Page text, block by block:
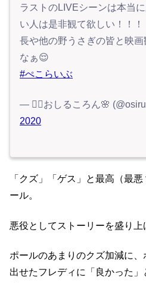
ラストのLIVEシーンは本当
い人は是非観て欲しい！！！
長や他の野うさぎの皆と映
なぁ😌
#ぺこらいぶ
— 👯‍♀️おしるころん🌸
2020
「クズ」「ゲス」と最高（最
ール。
悪役としてストーリーを盛り上
ポールのあまりのクズ加減に
出せたフレディに「良かった